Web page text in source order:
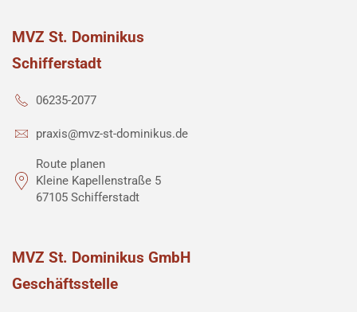
MVZ St. Dominikus
Schifferstadt
06235-2077
praxis@mvz-st-dominikus.de
Route planen
Kleine Kapellenstraße 5
67105 Schifferstadt
MVZ St. Dominikus GmbH
Geschäftsstelle